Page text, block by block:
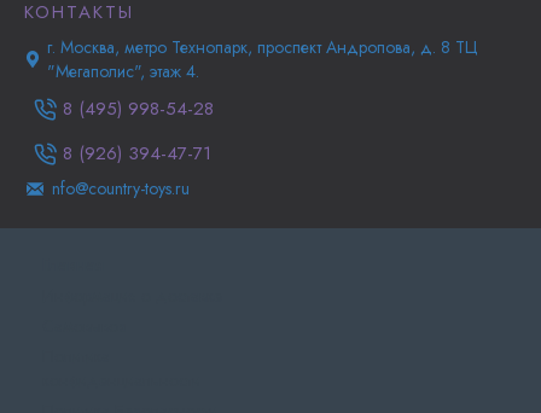
КОНТАКТЫ
г. Москва, метро Технопарк, проспект Андропова, д. 8 ТЦ
"Мегаполис", этаж 4.
8 (495) 998-54-28
8 (926) 394-47-71
nfo@country-toys.ru